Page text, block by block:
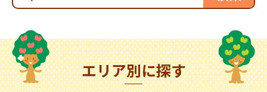
エリア別に探す